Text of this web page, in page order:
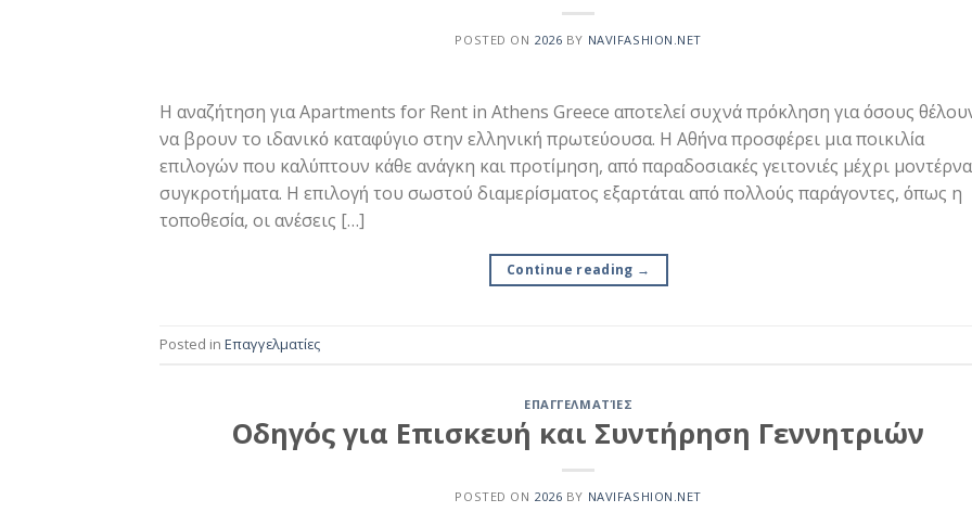
POSTED ON 2026 BY NAVIFASHION.NET
Η αναζήτηση για Apartments for Rent in Athens Greece αποτελεί συχνά πρόκληση για όσους
να βρουν το ιδανικό καταφύγιο στην ελληνική πρωτεύουσα. Η Αθήνα προσφέρει μια ποικιλία
επιλογών που καλύπτουν κάθε ανάγκη και προτίμηση, από παραδοσιακές γειτονιές μέχρι μοντέρνα
συγκροτήματα. Η επιλογή του σωστού διαμερίσματος εξαρτάται από πολλούς παράγοντες, όπως η
τοποθεσία, οι ανέσεις […]
Continue reading →
Posted in Επαγγελματίες
ΕΠΑΓΓΕΛΜΑΤΊΕΣ
Οδηγός για Επισκευή και Συντήρηση Γεννητριών
POSTED ON 2026 BY NAVIFASHION.NET